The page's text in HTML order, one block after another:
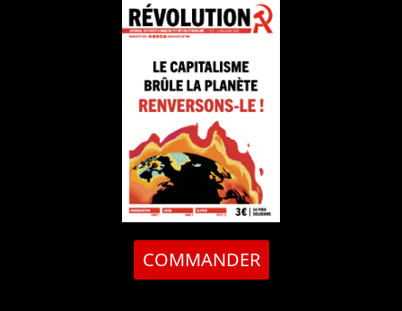
COMMANDER